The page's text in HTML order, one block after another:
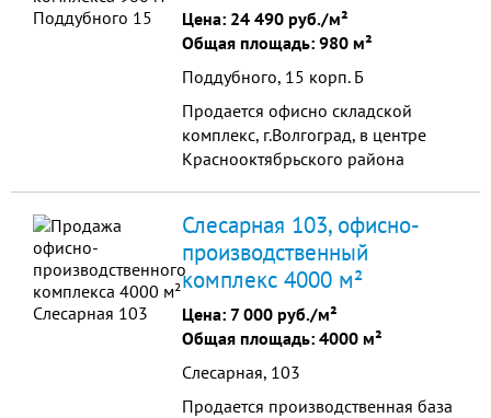
Цена: 24 490 руб./м²
Общая площадь: 980 м²
Поддубного, 15 корп. Б
Продается офисно складской
комплекc, г.Волгоград, в центре
Краснооктябрьского района
строения 980 м2 в собств
Слесарная 103, офисно-
производственный
комплекс 4000 м²
Цена: 7 000 руб./м²
Общая площадь: 4000 м²
Слесарная, 103
Продается производственная база